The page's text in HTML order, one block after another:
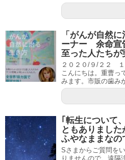
「がんが自然
ーナー 余命宣
至った人たちが
２０２０/９/２２
こんにちは。重曹っ
みます。市販の歯み
｢転生について
ともありまし
ふやなままな
Sさまからご質問を
りませんので、遠隔